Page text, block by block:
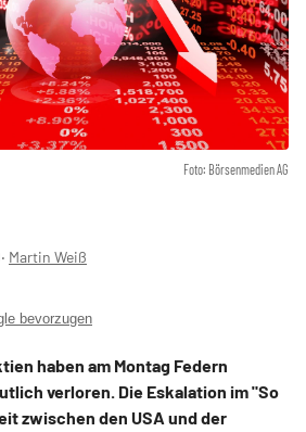
Foto: Börsenmedien AG
‧ Martin Weiß
bevorzugen
haben am Montag Federn
verloren. Die Eskalation im "So
zwischen den USA und der